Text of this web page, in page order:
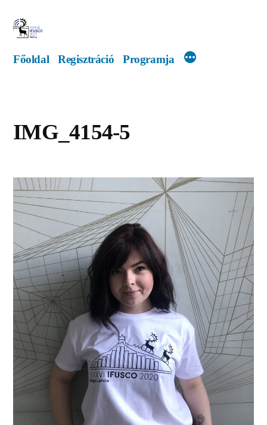
Főoldal Regisztráció Programja
IMG_4154-5